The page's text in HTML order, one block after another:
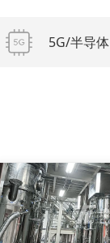
5G/半导体